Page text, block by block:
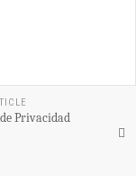
Privacidad